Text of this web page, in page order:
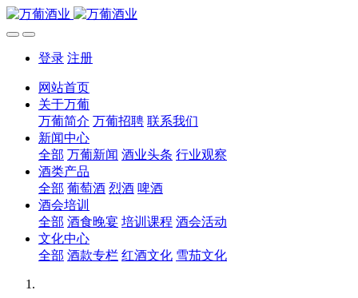
登录 注册
网站首页
关于万葡
万葡简介 万葡招聘 联系我们
新闻中心
全部 万葡新闻 酒业头条 行业观察
酒类产品
全部 葡萄酒 烈酒 啤酒
酒会培训
全部 酒食晚宴 培训课程 酒会活动
文化中心
全部 酒款专栏 红酒文化 雪茄文化